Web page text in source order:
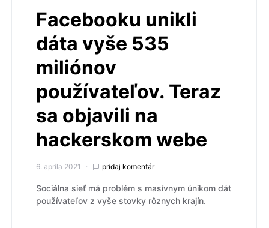
Facebooku unikli
dáta vyše 535
miliónov
používateľov. Teraz
sa objavili na
hackerskom webe
6. apríla 2021 pridaj komentár
Sociálna sieť má problém s masívnym únikom dát
používateľov z vyše stovky rôznych krajín.